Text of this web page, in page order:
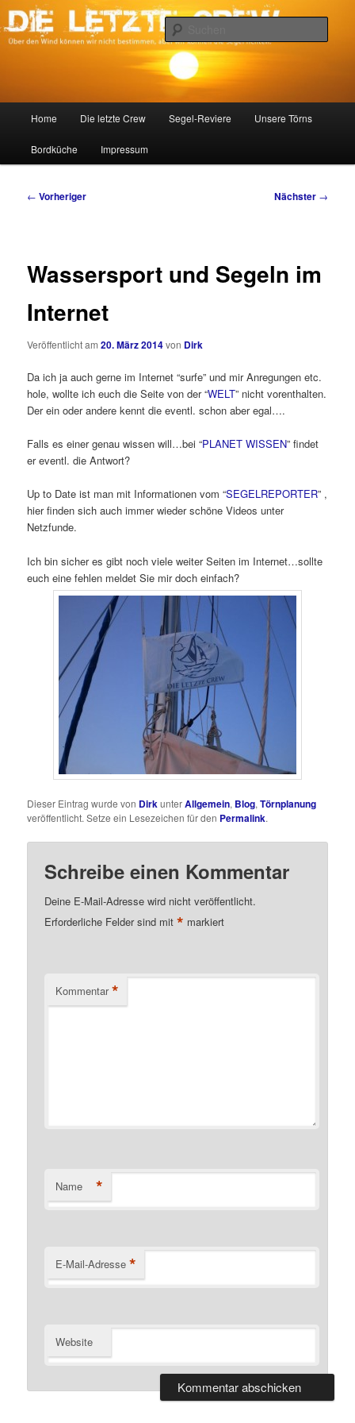
Zum
primären
Inhalt
DIE LETZTE CREW
Über den Wind können wir nicht bestimmen, aber wir können die Segel
richten.
Home Die letzte Crew Segel-Reviere Unsere Törns
Bordküche Impressum
Beitragsnavigation
← Vorheriger Nächster →
Wassersport und Segeln im
Internet
Veröffentlicht am20. März 2014von Dirk
Da ich ja auch gerne im Internet “surfe” und mir Anregungen etc.
hole, wollte ich euch die Seite von der “WELT” nicht vorenthalten.
Der ein oder andere kennt die eventl. schon aber egal….
Falls es einer genau wissen will…bei “PLANET WISSEN” findet
er eventl. die Antwort?
Up to Date ist man mit Informationen vom “SEGELREPORTER” ,
hier finden sich auch immer wieder schöne Videos unter
Netzfunde.
Ich bin sicher es gibt noch viele weiter Seiten im Internet…sollte
euch eine fehlen meldet Sie mir doch einfach?
Dieser Eintrag wurde von DirkunterAllgemein, Blog,Törnplanung
veröffentlicht. Setze ein Lesezeichen für den Permalink.
Schreibe einen Kommentar
Deine E-Mail-Adresse wird nicht veröffentlicht.
Erforderliche Felder sind mit* markiert
Kommentar *
Name *
E-Mail-Adresse *
Website